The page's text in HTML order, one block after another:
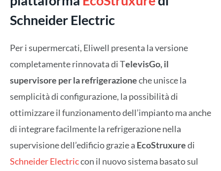
Schneider Electric
Per i supermercati, Eliwell presenta la versione
completamente rinnovata di TelevisGo, il
supervisore per la refrigerazioneche unisce la
semplicità di configurazione, la possibilità di
ottimizzare il funzionamento dell’impianto ma anche
di integrare facilmente la refrigerazione nella
supervisione dell’edificio grazie a EcoStruxuredi
Schneider Electriccon il nuovo sistema basato sul